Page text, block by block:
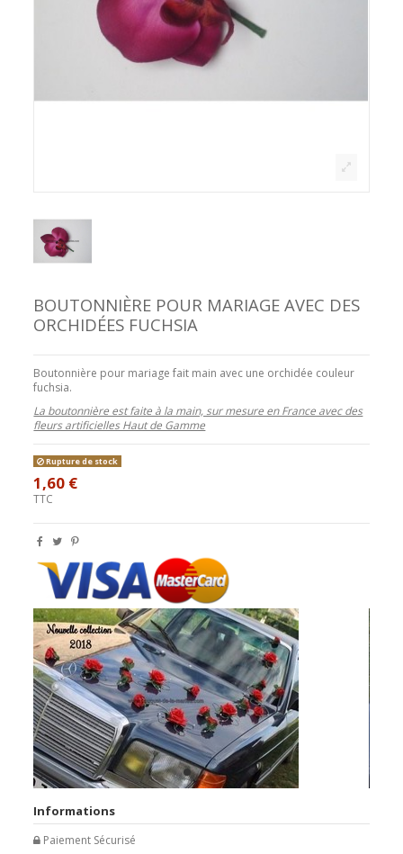
BOUTONNIÈRE POUR MARIAGE AVEC DES
ORCHIDÉES FUCHSIA
Boutonnière pour mariage fait main avec une orchidée couleur
fuchsia.
La boutonnière est faite à la main, sur mesure en France avec des
fleurs artificielles Haut de Gamme
Rupture de stock
1,60 €
TTC
Informations
Paiement Sécurisé